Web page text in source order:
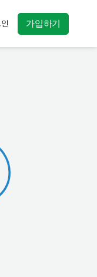
help
가입하기